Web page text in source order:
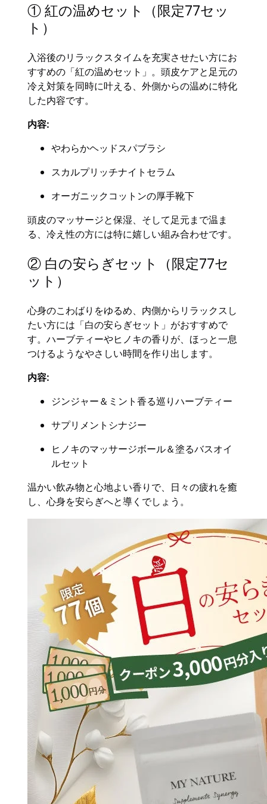
① 紅の温めセット（限定77セッ
ト）
入浴後のリラックスタイムを充実させたい方にお
すすめの「紅の温めセット」。頭皮ケアと足元の
冷え対策を同時に叶える、外側からの温めに特化
した内容です。
内容:
やわらかヘッドスパブラシ
スカルプリッチナイトセラム
オーガニックコットンの厚手靴下
頭皮のマッサージと保湿、そして足元まで温ま
る、冷え性の方には特に嬉しい組み合わせです。
② 白の安らぎセット（限定77セ
ット）
心身のこわばりをゆるめ、内側からリラックスし
たい方には「白の安らぎセット」がおすすめで
す。ハーブティーやヒノキの香りが、ほっと一息
つけるようなやさしい時間を作り出します。
内容:
ジンジャー＆ミント香る巡りハーブティー
サプリメントシナジー
ヒノキのマッサージボール＆塗るバスオイ
ルセット
温かい飲み物と心地よい香りで、日々の疲れを癒
し、心身を安らぎへと導くでしょう。